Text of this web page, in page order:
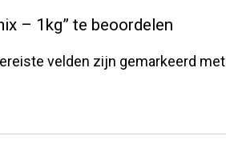
– 1kg” te beoordelen
velden zijn gemarkeerd met